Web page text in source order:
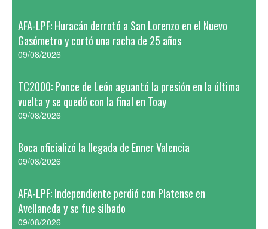
AFA-LPF: Huracán derrotó a San Lorenzo en el Nuevo
Gasómetro y cortó una racha de 25 años
09/08/2026
TC2000: Ponce de León aguantó la presión en la última
vuelta y se quedó con la final en Toay
09/08/2026
Boca oficializó la llegada de Enner Valencia
09/08/2026
AFA-LPF: Independiente perdió con Platense en
Avellaneda y se fue silbado
09/08/2026